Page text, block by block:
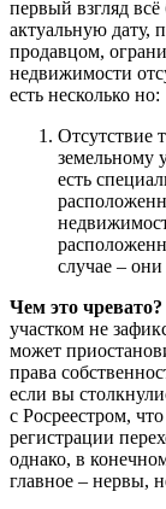
первый взгляд
актуальную дату,
продавцом,
недвижимости
есть несколько но:
Отсутствие
земельному
есть
случае – они
Чем это чревато?
участком не
может
права
если вы
с Росреестром,
регистрации
однако, в
главное – нервы,